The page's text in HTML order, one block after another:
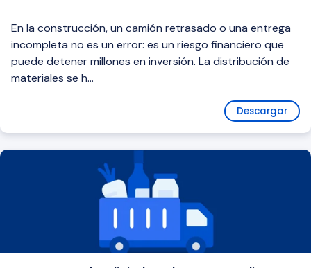
En la construcción, un camión retrasado o una entrega
incompleta no es un error: es un riesgo financiero que
puede detener millones en inversión. La distribución de
materiales se h...
Descargar